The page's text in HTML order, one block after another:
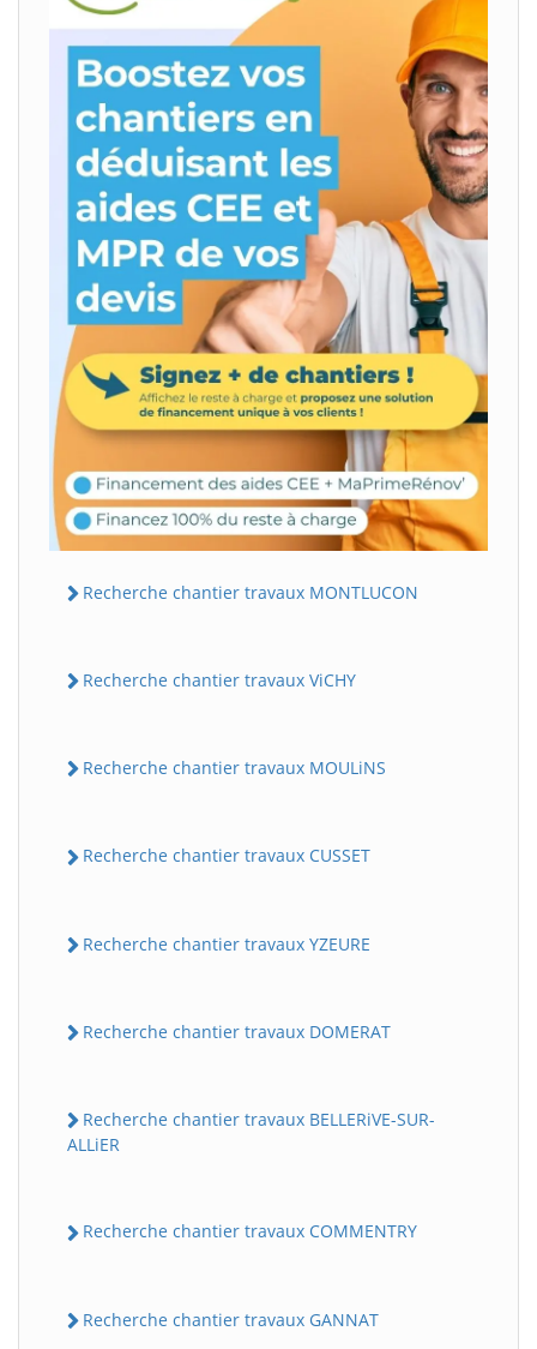
Recherche chantier travaux MONTLUCON
Recherche chantier travaux ViCHY
Recherche chantier travaux MOULiNS
Recherche chantier travaux CUSSET
Recherche chantier travaux YZEURE
Recherche chantier travaux DOMERAT
Recherche chantier travaux BELLERiVE-SUR-
ALLiER
Recherche chantier travaux COMMENTRY
Recherche chantier travaux GANNAT